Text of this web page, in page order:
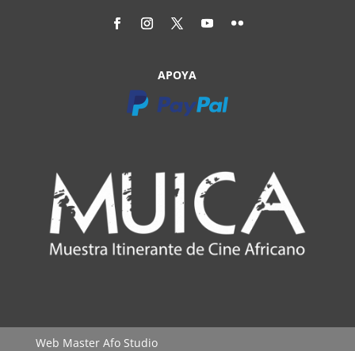
APOYA
Web Master Afo Studio